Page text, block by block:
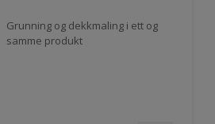
Grunning og dekkmaling i ett og
samme produkt